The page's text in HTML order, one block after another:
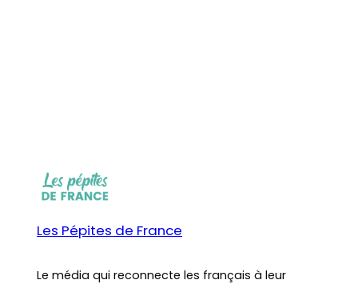
Les Pépites de France
Le média qui reconnecte les français à leur